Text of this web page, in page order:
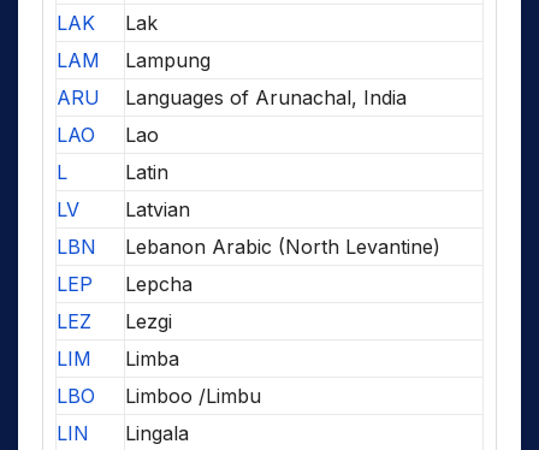
LAK
Lak
LAM
Lampung
ARU
Languages of Arunachal, India
LAO
Lao
L
Latin
LV
Latvian
LBN
Lebanon Arabic (North Levantine)
LEP
Lepcha
LEZ
Lezgi
LIM
Limba
LBO
Limboo /Limbu
LIN
Lingala